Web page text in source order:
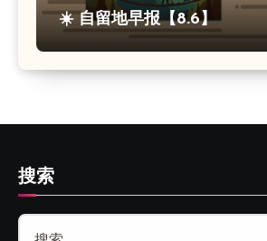
☀️ 自留地早报【8.6】
搜索
搜